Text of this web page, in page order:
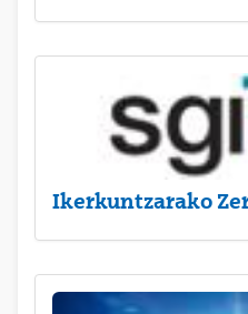
Ikerkuntzarako